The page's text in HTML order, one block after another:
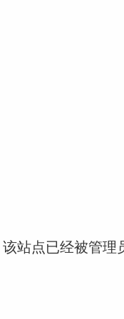
站点已经被管理